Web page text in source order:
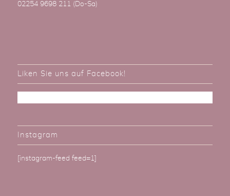
02254 9698 211 (Do-Sa)
Liken Sie uns auf Facebook!
Instagram
[instagram-feed feed=1]